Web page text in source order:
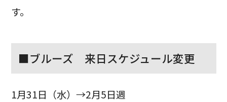
す。
■ブルーズ 来日スケジュール変更
1月31日（水）→2月5日週